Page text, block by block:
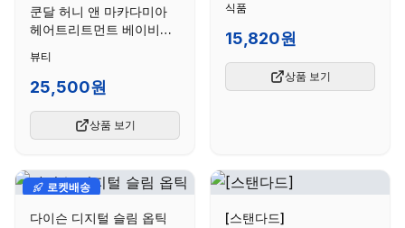
쿤달 허니 앤 마카다미아
헤어트리트먼트 베이비파
뷰티
25,500원
상품 보기
식품
15,820원
상품 보기
로켓배송
다이슨 디지털 슬림 옵틱 [스탠다드]